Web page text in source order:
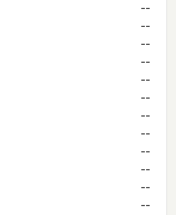
--
--
--
--
--
--
--
--
--
--
--
--